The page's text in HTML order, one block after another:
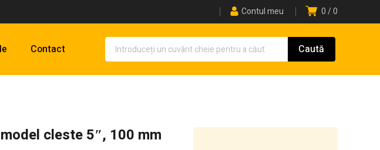
0 0
Contul meu
Contact
cleste 5″, 100 mm